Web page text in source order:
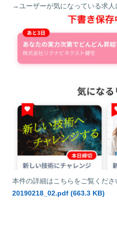
→ユーザーが気になっている求人
本件の詳細はこちらをご覧くださ
20190218_02.pdf (663.3 KB)